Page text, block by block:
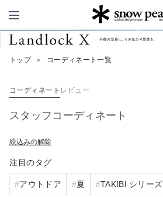
Snow Peak
トップ ＞ コーディネート一覧
コーディネート レビュー
スタッフコーディネート
絞込みの解除
注目のタグ
アウトドア 夏 TAKIBI シリーズ